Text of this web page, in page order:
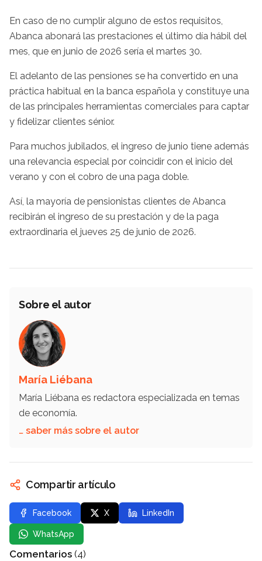
En caso de no cumplir alguno de estos requisitos,
Abanca abonará las prestaciones el último día hábil del
mes, que en junio de 2026 sería el martes 30.
El adelanto de las pensiones se ha convertido en una
práctica habitual en la banca española y constituye una
de las principales herramientas comerciales para captar
y fidelizar clientes sénior.
Para muchos jubilados, el ingreso de junio tiene además
una relevancia especial por coincidir con el inicio del
verano y con el cobro de una paga doble.
Así, la mayoría de pensionistas clientes de Abanca
recibirán el ingreso de su prestación y de la paga
extraordinaria el jueves 25 de junio de 2026.
Sobre el autor
María Liébana
María Liébana es redactora especializada en temas
de economía.
… saber más sobre el autor
Compartir artículo
Facebook X LinkedIn
WhatsApp
Comentarios (4)